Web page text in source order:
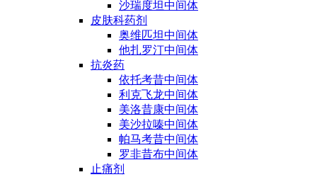
沙瑞度坦中间体
皮肤科药剂
奥维匹坦中间体
他扎罗汀中间体
抗炎药
依托考昔中间体
利克飞龙中间体
美洛昔康中间体
美沙拉嗪中间体
帕马考昔中间体
罗非昔布中间体
止痛剂